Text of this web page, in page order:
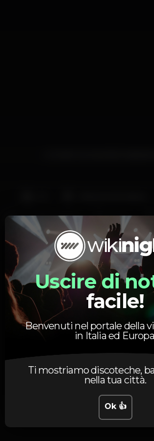
Comida / bebida Party
De Verão
Domenica, 29/10, 2023
Uscire di
facile!
Benvenuti nel portale della
in Italia ed
Ti mostriamo discoteche,
nella tua città.
Ok 👍